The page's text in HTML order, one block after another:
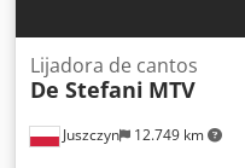
Juszczyn 12.749 km
Lijadora de cantos
De Stefani MTV